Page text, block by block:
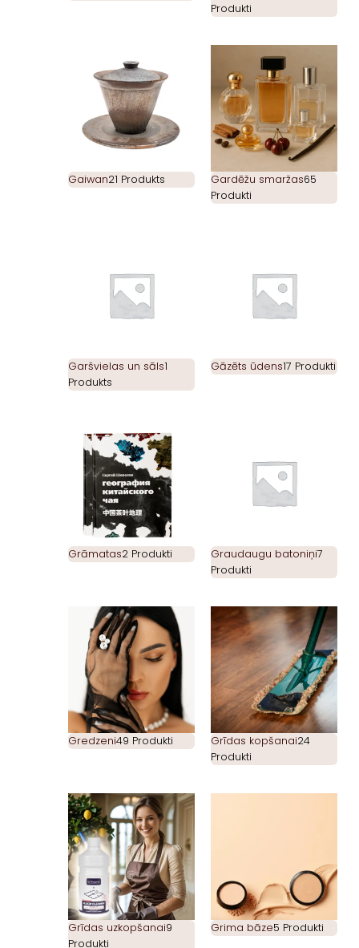
Produkti
Gaiwan21 Produkts Gardēžu smaržas65
Produkti
Garšvielas un sāls1
Produkts
Gāzēts ūdens17 Produkti
Grāmatas2 Produkti Graudaugu batoniņi7
Produkti
Gredzeni49 Produkti Grīdas kopšanai24
Produkti
Grīdas uzkopšanai9
Produkti
Grima bāze5 Produkti